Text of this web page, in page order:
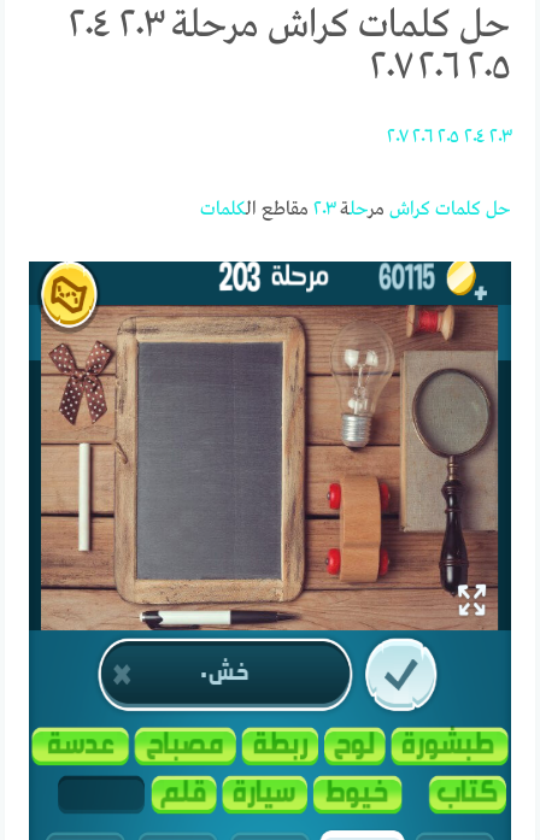
حل كلمات كراش مرحلة ٢٠٣ ٢٠٤
٢٠٥ ٢٠٦ ٢٠٧
٢٠٣ ٢٠٤ ٢٠٥ ٢٠٦ ٢٠٧
حل كلمات كراش مرحلة٢٠٣ مقاطع الكلمات